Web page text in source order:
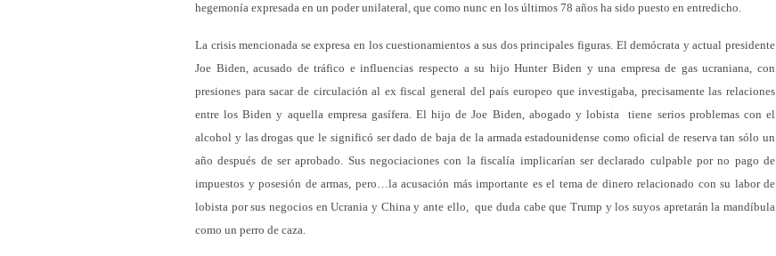
hegemonía expresada en un poder unilateral, que como nunc en los últimos 78 años ha sido puesto en entredicho.
La crisis mencionada se expresa en los cuestionamientos a sus dos principales figuras. El demócrata y actual presidente
Joe Biden, acusado de tráfico e influencias respecto a su hijo Hunter Biden y una empresa de gas ucraniana, con
presiones para sacar de circulación al ex fiscal general del país europeo que investigaba, precisamente las relaciones
entre los Biden y aquella empresa gasífera. El hijo de Joe Biden, abogado y lobista tiene serios problemas con el
alcohol y las drogas que le significó ser dado de baja de la armada estadounidense como oficial de reserva tan sólo un
año después de ser aprobado. Sus negociaciones con la fiscalía implicarían ser declarado culpable por no pago de
impuestos y posesión de armas, pero…la acusación más importante es el tema de dinero relacionado con su labor de
lobista por sus negocios en Ucrania y China y ante ello, que duda cabe que Trump y los suyos apretarán la mandíbula
como un perro de caza.